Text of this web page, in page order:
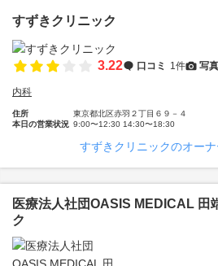
すずきクリニック
3.22 口コミ 1件 写真
内科
住所
東京都北区赤羽２丁目６９－４
本日の営業状況 9:00〜12:30 14:30〜18:30
すずきクリニックのオー
医療法人社団OASIS MEDICAL 田
ク